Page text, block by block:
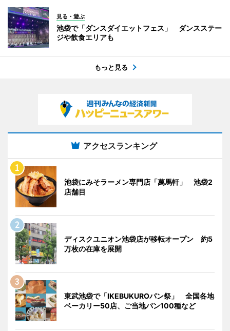
見る・遊ぶ
池袋で「ダンスダイエットフェス」 ダンスステー
ジや飲食エリアも
もっと見る
アクセスランキング
池袋にみそラーメン専門店「萬馬軒」 池袋2
店舗目
ディスクユニオン池袋店が移転オープン 約5
万枚の在庫を展開
東武池袋で「IKEBUKUROパン祭」 全国各地
ベーカリー50店、ご当地パン100種など